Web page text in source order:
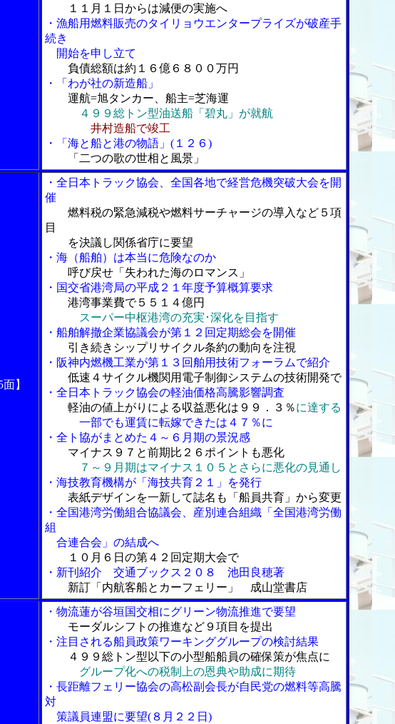
１１月１日からは減便の実施へ
・漁船用燃料販売のタイリョウエンタープライズが破産手
続き
開始を申し立て
負債総額は約１６億６８００万円
・「わが社の新造船」
運航=旭タンカー、船主=芝海運
４９９総トン型油送船「碧丸」が就航
井村造船で竣工
・「海と船と港の物語」(１２６)
「二つの歌の世相と風景」
】
・全日本トラック協会、全国各地で経営危機突破大会を開
催
燃料税の緊急減税や燃料サーチャージの導入など５項
目
を決議し関係省庁に要望
・海（船舶）は本当に危険なのか
呼び戻せ「失われた海のロマンス」
・国交省港湾局の平成２１年度予算概算要求
港湾事業費で５５１４億円
スーパー中枢港湾の充実･深化を目指す
・船舶解撤企業協議会が第１２回定期総会を開催
引き続きシップリサイクル条約の動向を注視
・阪神内燃機工業が第１３回舶用技術フォーラムで紹介
低速４サイクル機関用電子制御システムの技術開発で
・全日本トラック協会の軽油価格高騰影響調査
軽油の値上がりによる収益悪化は９９．３％に達する
一部でも運賃に転嫁できたは４７％に
・全ト協がまとめた４～６月期の景況感
マイナス９７と前期比２６ポイントも悪化
７～９月期はマイナス１０５とさらに悪化の見通し
・海技教育機構が「海技共育２１」を発行
表紙デザインを一新して誌名も「船員共育」から変更
・全国港湾労働組合協議会、産別連合組織「全国港湾労働
組
合連合会」の結成へ
１０月６日の第４２回定期大会で
・新刊紹介 交通ブックス２０８ 池田良穂著
新訂「内航客船とカーフェリー」 成山堂書店
・物流蓮が谷垣国交相にグリーン物流推進で要望
モーダルシフトの推進など９項目を提出
・注目される船員政策ワーキンググループの検討結果
４９９総トン型以下の小型船船員の確保策が焦点に
グループ化への税制上の恩典や助成に期待
・長距離フェリー協会の高松副会長が自民党の燃料等高騰
対
策議員連盟に要望(８月２２日)